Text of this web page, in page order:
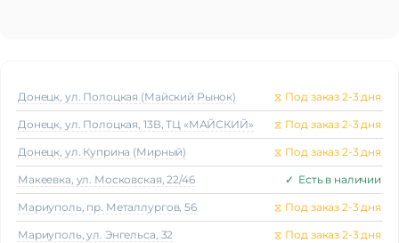
Донецк, ул. Полоцкая (Майский Рынок) ⧖ Под заказ 2-3 дня
Донецк, ул. Полоцкая, 13В, ТЦ «МАЙСКИЙ» ⧖ Под заказ 2-3 дня
Донецк, ул. Куприна (Мирный) ⧖ Под заказ 2-3 дня
Макеeвка, ул. Московская, 22/46 ✓ Есть в наличии
Мариуполь, пр. Металлургов, 56 ⧖ Под заказ 2-3 дня
Мариуполь, ул. Энгельса, 32 ⧖ Под заказ 2-3 дня